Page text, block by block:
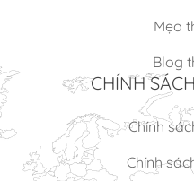
Mẹo
Blog
CHÍNH
Chính
Chính